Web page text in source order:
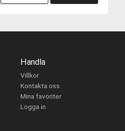
Handla
Villkor
Kontakta oss
Mina favoriter
Logga in